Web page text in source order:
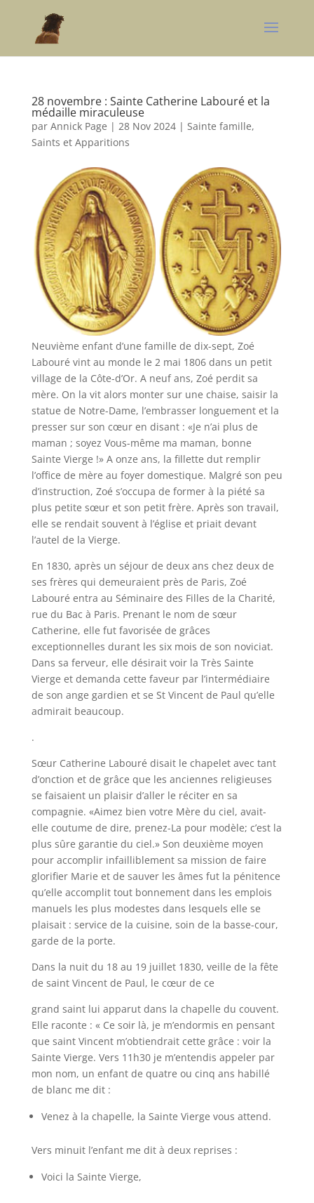
28 novembre : Sainte Catherine Labouré et la
médaille miraculeuse
par Annick Page | 28 Nov 2024| Sainte famille,
Saints et Apparitions
Neuvième enfant d’une famille de dix-sept, Zoé
Labouré vint au monde le 2 mai 1806 dans un petit
village de la Côte-d’Or. A neuf ans, Zoé perdit sa
mère. On la vit alors monter sur une chaise, saisir la
statue de Notre-Dame, l’embrasser longuement et la
presser sur son cœur en disant : «Je n’ai plus de
maman ; soyez Vous-même ma maman, bonne
Sainte Vierge !» A onze ans, la fillette dut remplir
l’office de mère au foyer domestique. Malgré son peu
d’instruction, Zoé s’occupa de former à la piété sa
plus petite sœur et son petit frère. Après son travail,
elle se rendait souvent à l’église et priait devant
l’autel de la Vierge.
En 1830, après un séjour de deux ans chez deux de
ses frères qui demeuraient près de Paris, Zoé
Labouré entra au Séminaire des Filles de la Charité,
rue du Bac à Paris. Prenant le nom de sœur
Catherine, elle fut favorisée de grâces
exceptionnelles durant les six mois de son noviciat.
Dans sa ferveur, elle désirait voir la Très Sainte
Vierge et demanda cette faveur par l’intermédiaire
de son ange gardien et se St Vincent de Paul qu’elle
admirait beaucoup.
.
Sœur Catherine Labouré disait le chapelet avec tant
d’onction et de grâce que les anciennes religieuses
se faisaient un plaisir d’aller le réciter en sa
compagnie. «Aimez bien votre Mère du ciel, avait-
elle coutume de dire, prenez-La pour modèle; c’est la
plus sûre garantie du ciel.» Son deuxième moyen
pour accomplir infailliblement sa mission de faire
glorifier Marie et de sauver les âmes fut la pénitence
qu’elle accomplit tout bonnement dans les emplois
manuels les plus modestes dans lesquels elle se
plaisait : service de la cuisine, soin de la basse-cour,
garde de la porte.
Dans la nuit du 18 au 19 juillet 1830, veille de la fête
de saint Vincent de Paul, le cœur de ce
grand saint lui apparut dans la chapelle du couvent.
Elle raconte : « Ce soir là, je m’endormis en pensant
que saint Vincent m’obtiendrait cette grâce : voir la
Sainte Vierge. Vers 11h30 je m’entendis appeler par
mon nom, un enfant de quatre ou cinq ans habillé
de blanc me dit :
Venez à la chapelle, la Sainte Vierge vous attend.
Vers minuit l’enfant me dit à deux reprises :
Voici la Sainte Vierge,